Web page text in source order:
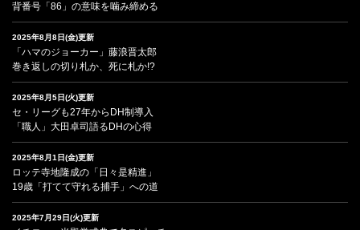
背番号「86」の意味を噛み締める
2025年8月8日(金)更新
「ハマのジョーカー」藤浪晋太郎
巻き返しの切り札か、死に札か!?
2025年8月5日(火)更新
セ・リーグも27年からDH制導入
「職人」大田卓司語るDHの心得
2025年8月1日(金)更新
ロッテ寺地隆成の「日々是精進」
19歳「打てて守れる捕手」への道
2025年7月29日(火)更新